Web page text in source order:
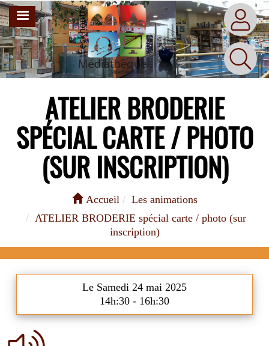
Aller
au
contenu
principal
MENU
ATELIER BRODERIE
SPÉCIAL CARTE / PHOTO
(SUR INSCRIPTION)
Accueil
Les animations
ATELIER BRODERIE spécial carte / photo (sur
inscription)
Le Samedi 24 mai 2025
14h:30 - 16h:30